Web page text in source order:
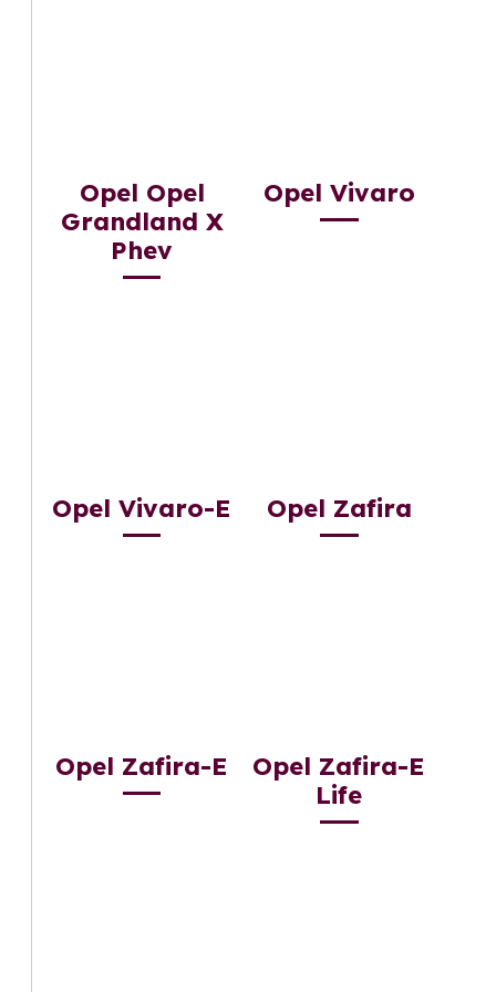
Opel Opel
Grandland X
Phev
Opel Vivaro
Opel Vivaro-E Opel Zafira
Opel Zafira-E
Opel Zafira-E
Life